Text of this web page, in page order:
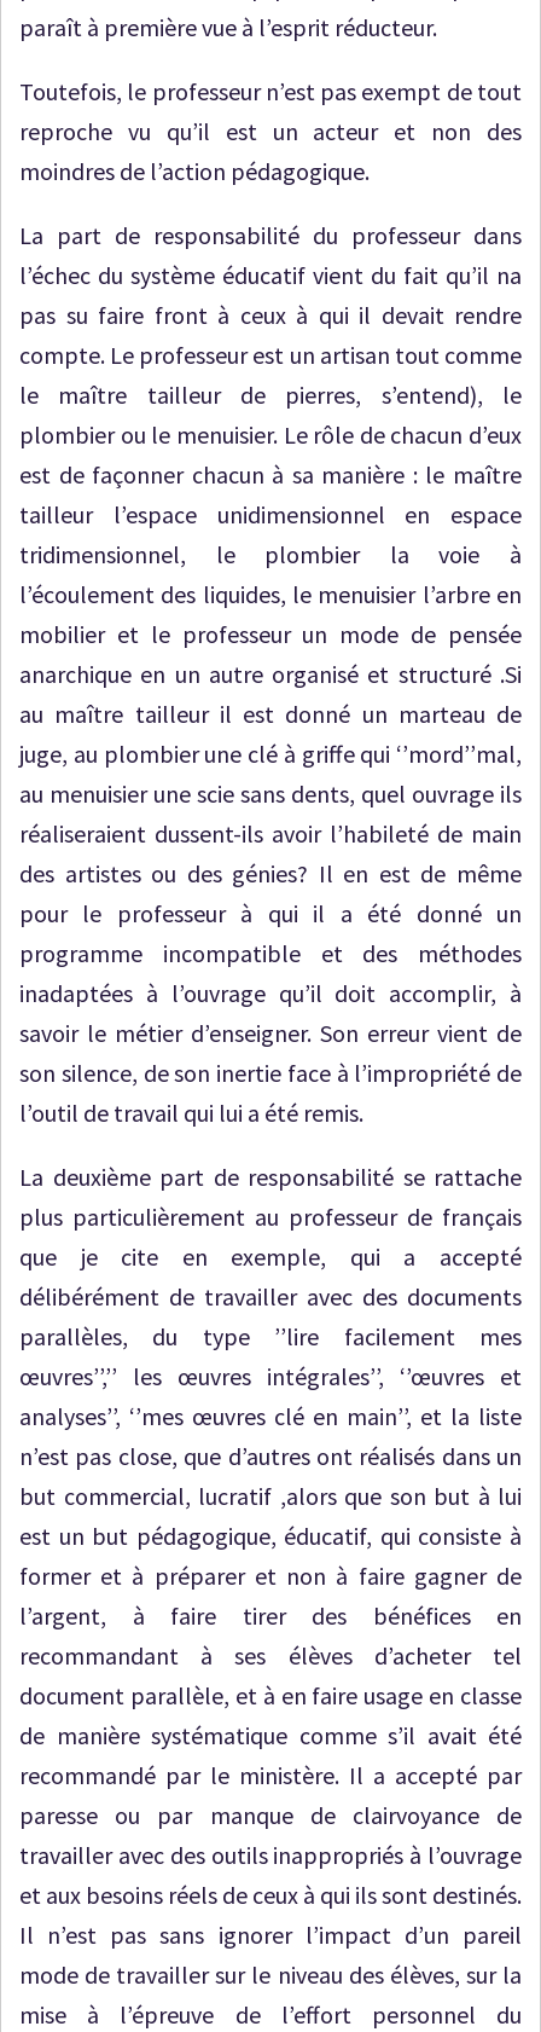
paraît à première vue à l’esprit réducteur.
Toutefois, le professeur n’est pas exempt de tout
reproche vu qu’il est un acteur et non des
moindres de l’action pédagogique.
La part de responsabilité du professeur dans
l’échec du système éducatif vient du fait qu’il na
pas su faire front à ceux à qui il devait rendre
compte. Le professeur est un artisan tout comme
le maître tailleur de pierres, s’entend), le
plombier ou le menuisier. Le rôle de chacun d’eux
est de façonner chacun à sa manière : le maître
tailleur l’espace unidimensionnel en espace
tridimensionnel, le plombier la voie à
l’écoulement des liquides, le menuisier l’arbre en
mobilier et le professeur un mode de pensée
anarchique en un autre organisé et structuré .Si
au maître tailleur il est donné un marteau de
juge, au plombier une clé à griffe qui ‘’mord’’mal,
au menuisier une scie sans dents, quel ouvrage ils
réaliseraient dussent-ils avoir l’habileté de main
des artistes ou des génies? Il en est de même
pour le professeur à qui il a été donné un
programme incompatible et des méthodes
inadaptées à l’ouvrage qu’il doit accomplir, à
savoir le métier d’enseigner. Son erreur vient de
son silence, de son inertie face à l’impropriété de
l’outil de travail qui lui a été remis.
La deuxième part de responsabilité se rattache
plus particulièrement au professeur de français
que je cite en exemple, qui a accepté
délibérément de travailler avec des documents
parallèles, du type ’’lire facilement mes
œuvres’’,’’ les œuvres intégrales’’, ‘’œuvres et
analyses’’, ‘’mes œuvres clé en main’’, et la liste
n’est pas close, que d’autres ont réalisés dans un
but commercial, lucratif ,alors que son but à lui
est un but pédagogique, éducatif, qui consiste à
former et à préparer et non à faire gagner de
l’argent, à faire tirer des bénéfices en
recommandant à ses élèves d’acheter tel
document parallèle, et à en faire usage en classe
de manière systématique comme s’il avait été
recommandé par le ministère. Il a accepté par
paresse ou par manque de clairvoyance de
travailler avec des outils inappropriés à l’ouvrage
et aux besoins réels de ceux à qui ils sont destinés.
Il n’est pas sans ignorer l’impact d’un pareil
mode de travailler sur le niveau des élèves, sur la
mise à l’épreuve de l’effort personnel du